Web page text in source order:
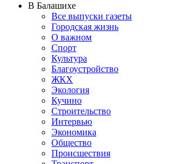
В Балашихе
Все выпуски газеты
Городская жизнь
О важном
Спорт
Культура
Благоустройство
ЖКХ
Экология
Кучино
Строительство
Интервью
Экономика
Общество
Происшествия